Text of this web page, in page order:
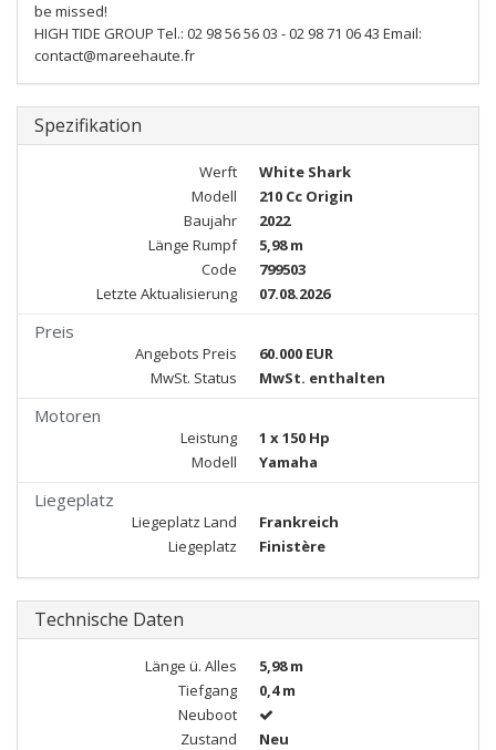
be missed!
HIGH TIDE GROUP Tel.: 02 98 56 56 03 - 02 98 71 06 43 Email:
contact@mareehaute.fr
Spezifikation
Werft
White Shark
Modell
210 Cc Origin
Baujahr
2022
Länge Rumpf
5,98 m
Code
799503
Letzte Aktualisierung
07.08.2026
Preis
Angebots Preis
60.000 EUR
MwSt. Status
MwSt. enthalten
Motoren
Leistung
1 x 150 Hp
Modell
Yamaha
Liegeplatz
Liegeplatz Land
Frankreich
Liegeplatz
Finistère
Technische Daten
Länge ü. Alles
5,98 m
Tiefgang
0,4 m
Neuboot
Zustand
Neu